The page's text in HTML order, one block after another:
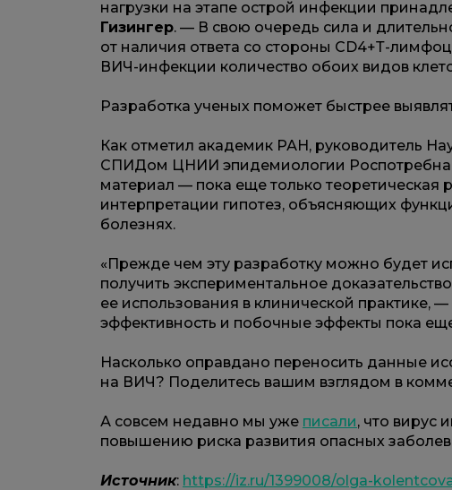
нагрузки на этапе острой инфекции
Гизингер. — В свою очередь сила и
от наличия ответа со стороны CD4+Т-
ВИЧ-инфекции количество обоих видов
Разработка ученых поможет быстрее
Как отметил академик РАН, руководитель
СПИДом ЦНИИ эпидемиологии
материал — пока еще только теоретическая
интерпретации гипотез, объясняющих
болезнях.
«Прежде чем эту разработку можно будет
получить экспериментальное
ее использования в клинической практике,
эффективность и побочные эффекты пока
Насколько оправдано переносить данные
на ВИЧ? Поделитесь вашим взглядом в
А совсем недавно мы уже писали, что вирус
повышению риска развития опасных
Источник: https://iz.ru/1399008/olga-